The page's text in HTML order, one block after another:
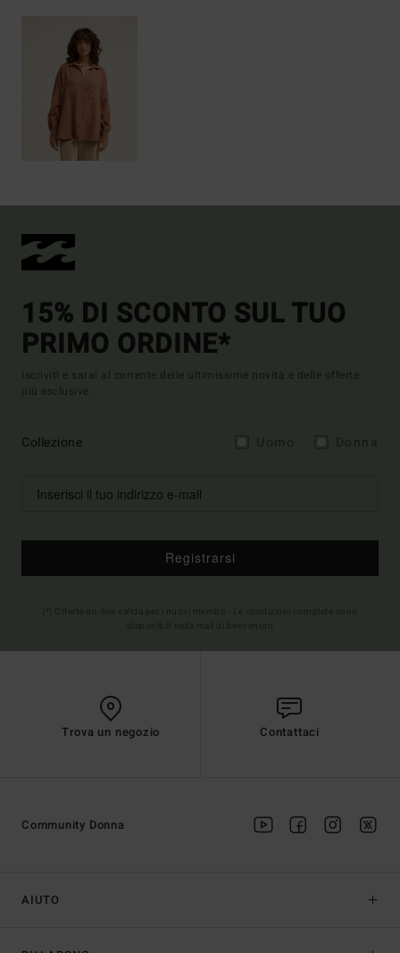
15% DI SCONTO SUL TUO
PRIMO ORDINE*
Iscriviti e sarai al corrente delle ultimissime novità e delle offerte
più esclusive.
Collezione
Registrarsi
Trova un negozio Contattaci
AIUTO
Community Donna